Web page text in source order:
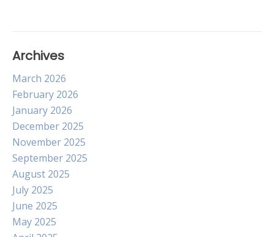
Archives
March 2026
February 2026
January 2026
December 2025
November 2025
September 2025
August 2025
July 2025
June 2025
May 2025